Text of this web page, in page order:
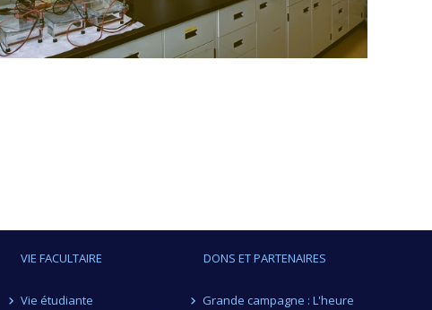
VIE FACULTAIRE
Vie étudiante
DONS ET PARTENAIRES
Grande campagne : L'heure